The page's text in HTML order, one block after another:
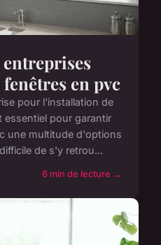
en pvc
pour l'installation de
essentiel pour garantir
une multitude d'options
de s'y retrou...
6 min de lecture →